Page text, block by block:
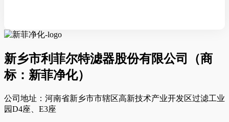
新乡市利菲尔特滤器股份有限公司（商
标：新菲净化）
公司地址：河南省新乡市市辖区高新技术产业开发区过滤工业
园D4座、E3座